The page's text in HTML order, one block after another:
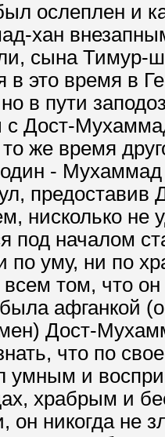
ослеплен и
хан
сына
это время в
в пути
с Дост-
же время
-
нисколько
под началом
по уму, ни по
том, что
афганкой
Дост-
что по
умным и
храбрым и
он никогда не